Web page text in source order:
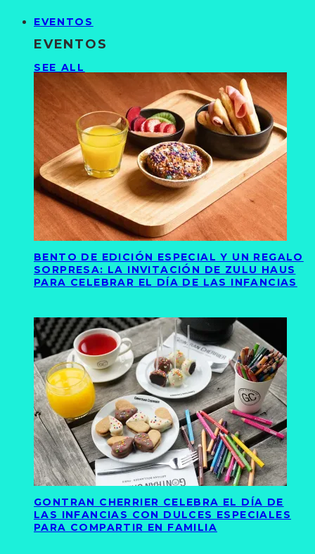
EVENTOS
EVENTOS
SEE ALL
BENTO DE EDICIÓN ESPECIAL Y UN REGALO
SORPRESA: LA INVITACIÓN DE ZULU HAUS
PARA CELEBRAR EL DÍA DE LAS INFANCIAS
GONTRAN CHERRIER CELEBRA EL DÍA DE
LAS INFANCIAS CON DULCES ESPECIALES
PARA COMPARTIR EN FAMILIA